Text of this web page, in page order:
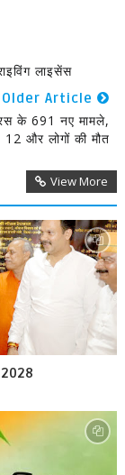
लाइसेंस
Older Article
के 691 नए मामले,
12 और लोगों की मौत
View More
2028